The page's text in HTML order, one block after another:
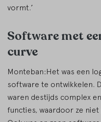
vormt.’
Software met
curve
Monteban:Het was een
software te ontwikkelen.
waren destijds complex
functies, waardoor ze